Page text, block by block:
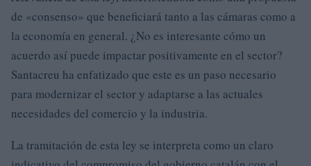
de «consenso» que beneficiará tanto a las cámaras como a
la economía en general. ¿No es interesante cómo un
acuerdo así puede impactar positivamente en el sector?
Santacreu ha enfatizado que este es un paso necesario
para modernizar el sector y adaptarse a las actuales
necesidades del comercio y la industria.
La tramitación de esta ley se interpreta como un claro